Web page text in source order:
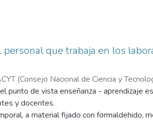
que trabaja en los
(Consejo Nacional de Ciencia y
punto de vista enseñanza - aprendizaje
y docentes.
a material fijado con formaldehido,